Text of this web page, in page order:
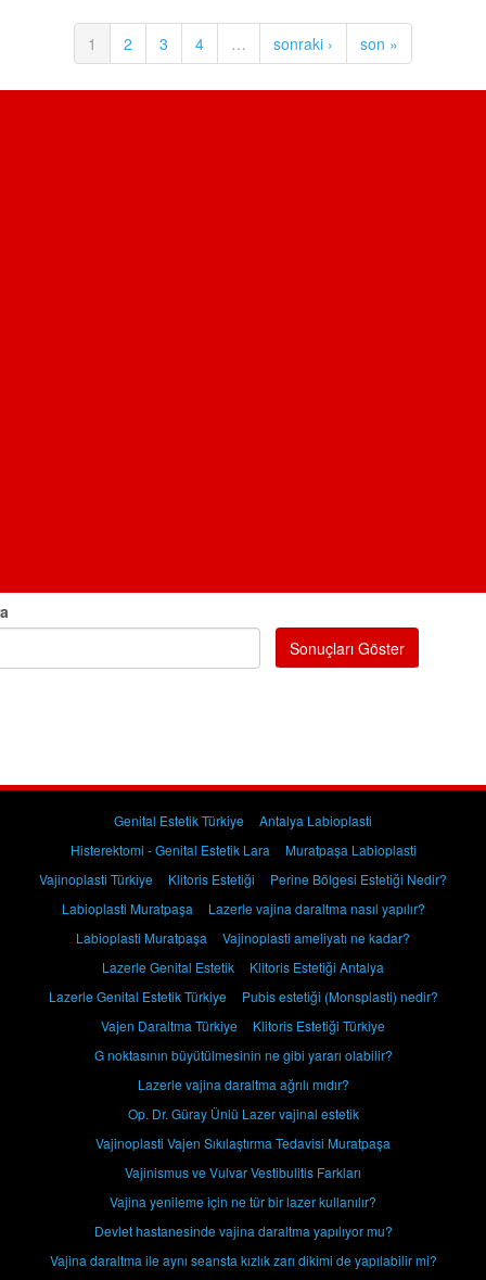
1 2 3 4 … sonraki › son »
Sonuçları Göster
Genital Estetik Türkiye
Antalya Labioplasti
Histerektomi - Genital Estetik Lara
Muratpaşa Labioplasti
Vajinoplasti Türkiye
Klitoris Estetiği
Perine Bölgesi Estetiği Nedir?
Labioplasti Muratpaşa
Lazerle vajina daraltma nasıl yapılır?
Labioplasti Muratpaşa
Vajinoplasti ameliyatı ne kadar?
Lazerle Genital Estetik
Klitoris Estetiği Antalya
Lazerle Genital Estetik Türkiye
Pubis estetiği (Monsplasti) nedir?
Vajen Daraltma Türkiye
Klitoris Estetiği Türkiye
G noktasının büyütülmesinin ne gibi yararı olabilir?
Lazerle vajina daraltma ağrılı mıdır?
Op. Dr. Güray Ünlü Lazer vajinal estetik
Vajinoplasti Vajen Sıkılaştırma Tedavisi Muratpaşa
Vajinismus ve Vulvar Vestibulitis Farkları
Vajina yenileme için ne tür bir lazer kullanılır?
Devlet hastanesinde vajina daraltma yapılıyor mu?
Vajina daraltma ile aynı seansta kızlık zarı dikimi de yapılabilir mi?